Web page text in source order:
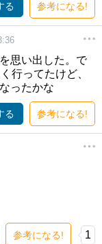
る 参考になる!
思い出した。で
行ってたけど、
ったかな
る 参考になる!
参考になる! 1